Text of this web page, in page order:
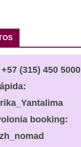
+57 (315) 450 5000
booking: